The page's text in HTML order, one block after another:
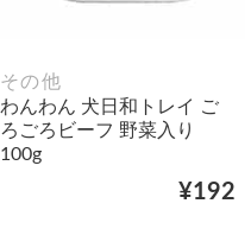
その他
わんわん 犬日和トレイ ご
ろごろビーフ 野菜入り
100g
¥192